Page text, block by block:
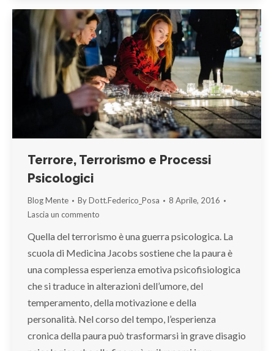
Terrore, Terrorismo e Processi
Psicologici
Blog Mente ByDott.Federico_Posa
8 Aprile, 2016
Lascia un commento
Quella del terrorismo è una guerra psicologica. La
scuola di Medicina Jacobs sostiene che la paura è
una complessa esperienza emotiva psicofisiologica
che si traduce in alterazioni dell’umore, del
temperamento, della motivazione e della
personalità. Nel corso del tempo, l’esperienza
cronica della paura può trasformarsi in grave disagio